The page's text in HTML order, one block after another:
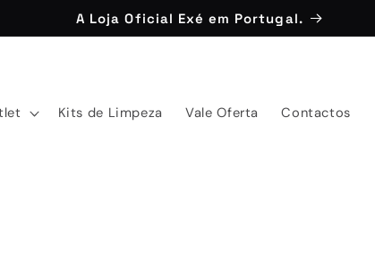
A Loja Oficial Exé em Portugal.
Kits de Limpeza Vale Oferta Contactos